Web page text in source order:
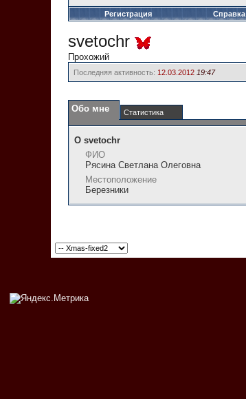
Регистрация Справка
svetochr
Прохожий
Последняя активность: 12.03.2012 19:47
Обо мне Статистика
О svetochr
ФИО
Рясина Светлана Олеговна
Местоположение
Березники